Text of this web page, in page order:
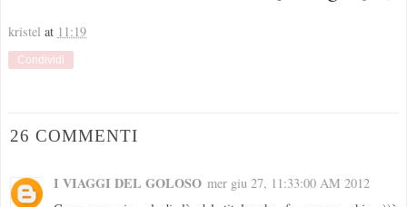
kristel at 11:19
Condividi
26 COMMENTI
I VIAGGI DEL GOLOSO mer giu 27, 11:33:00 AM 2012